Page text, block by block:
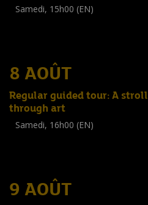
Samedi, 15h00 (EN)
8 AOÛT
Regular guided tour: A stroll
through art
Samedi, 16h00 (EN)
9 AOÛT